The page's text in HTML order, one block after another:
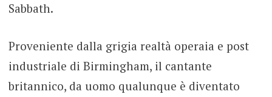
Sabbath.
Proveniente dalla grigia realtà operaia e post
industriale di Birmingham, il cantante
britannico, da uomo qualunque è diventato